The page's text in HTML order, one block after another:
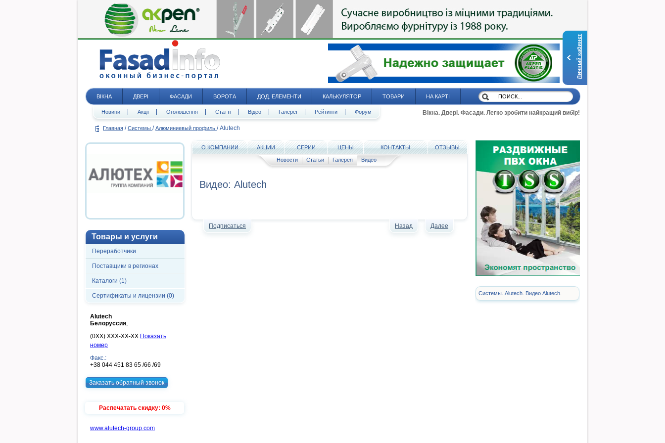
Личный кабинет
ВІКНА ДВЕРІ ФАСАДИ ВОРОТА ДОД. ЕЛЕМЕНТИ КАЛЬКУЛЯТОР ТОВАРИ НА КАРТІ
Новини Акції Оголошення Статті Відео Галереї Рейтинги Форум Вікна. Двері. Фасади. Легко зробити найкращий вибір!
Главная / Системы / Алюминиевый профиль / Alutech
Товары и услуги
Переработчики
Поставщики в регионах
Каталоги (1)
Сертификаты и лицензии (0)
Alutech
Белоруcсия,
(0XX) XXX-XX-XX Показать
номер
Факс.:
+38 044 451 83 65 /66 /69
Заказать обратный звонок
Распечатать скидку: 0%
www.alutech-group.com
О КОМПАНИИ АКЦИИ СЕРИИ ЦЕНЫ КОНТАКТЫ ОТЗЫВЫ
Новости Статьи Галерея Видео
Видео: Alutech
Подписаться Назад Далее
Системы. Alutech. Видео Alutech.